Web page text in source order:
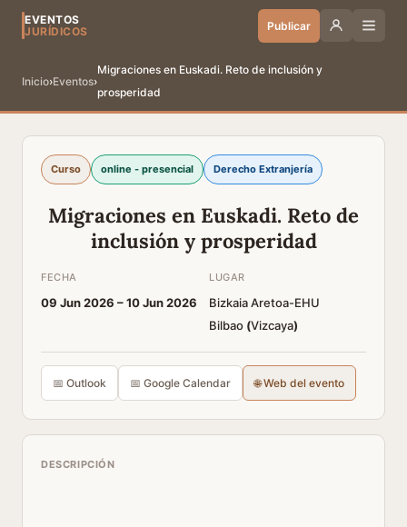
EVENTOS
JURÍDICOS
Publicar
Inicio›Eventos›
Migraciones en Euskadi. Reto de inclusión y
prosperidad
Curso online - presencial Derecho Extranjería
Migraciones en Euskadi. Reto de
inclusión y prosperidad
FECHA
09 Jun 2026 –10 Jun 2026
LUGAR
Bizkaia Aretoa-EHU
Bilbao (Vizcaya)
📅 Outlook 📅 Google Calendar 🌐 Web del evento
DESCRIPCIÓN